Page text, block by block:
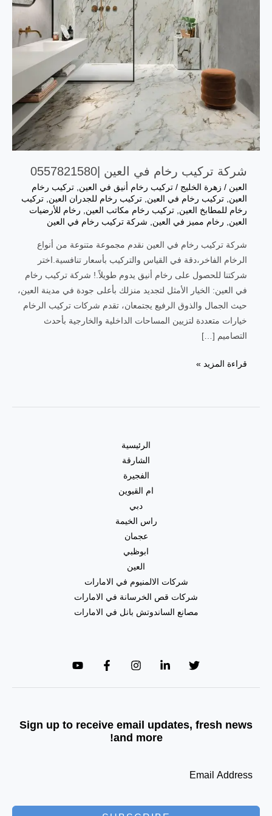
شركة تركيب رخام في العين |0557821580
العين / زهرة الخليج / تركيب رخام أنيق في العين تركيب رخام
العين تركيب رخام في العين تركيب رخام للجدران العين تركيب
رخام للمطابخ العين تركيب رخام مكاتب العين
رخام للأرضيات
العين
رخام مميز في العين شركة تركيب رخام في العين
شركة تركيب رخام في العين نقدم مجموعة متنوعة من أنواع
الرخام الفاخر،دقة في القياس والتركيب بأسعار تنافسية.اختر
شركتنا للحصول على رخام أنيق يدوم طويلاً.! شركة تركيب رخام
في العين: الخيار الأمثل لتجديد منزلك بأعلى جودة في مدينة العين،
حيث الجمال والذوق الرفيع يجتمعان، تقدم شركات تركيب الرخام
خيارات متعددة لتزيين المساحات الداخلية والخارجية بأحدث
التصاميم […]
قراءة المزيد »
الرئيسية
الشارقة
الفجيرة
ام القيوين
دبي
راس الخيمة
عجمان
ابوظبي
العين
شركات الالمنيوم في الامارات
شركات قص الخرسانة في الامارات
مصانع الساندوتش بانل في الامارات
Sign up to receive email updates, fresh news
and more!